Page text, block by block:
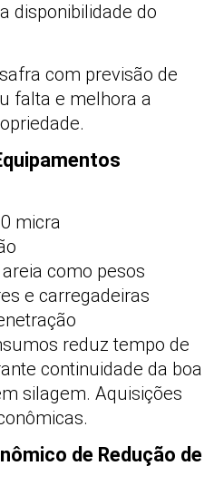
disponibilidade do
com previsão de
falta e melhora a
micra
como pesos
e carregadeiras
reduz tempo de
continuidade da boa
silagem. Aquisições
de Redução de